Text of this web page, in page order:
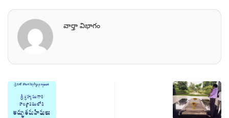
వార్తా విభాగం